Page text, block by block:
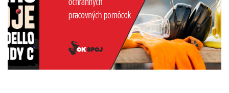
Previous Next